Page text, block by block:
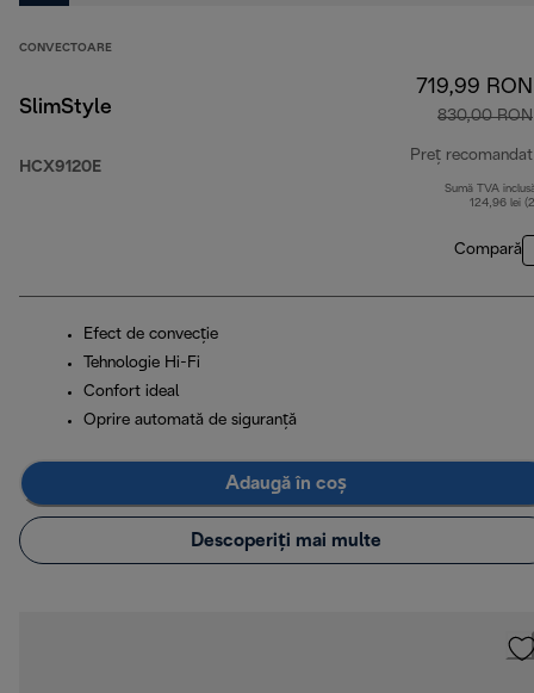
CONVECTOARE
SlimStyle
HCX9120E
719,99 RON
830,00 RON
Preț recomandat
Sumă TVA
124,96 lei
Compară
Efect de convecție
Tehnologie Hi-Fi
Confort ideal
Oprire automată de siguranță
Adaugă în coș
Descoperiți mai multe